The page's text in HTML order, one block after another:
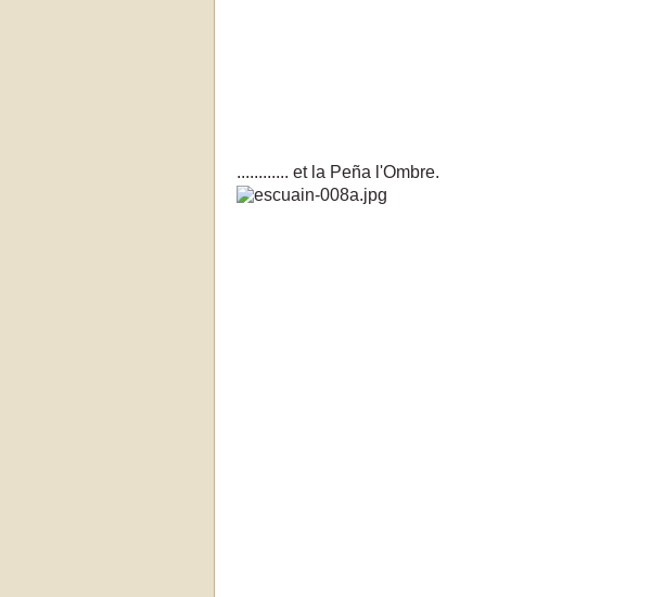
............ et la Peña l'Ombre.